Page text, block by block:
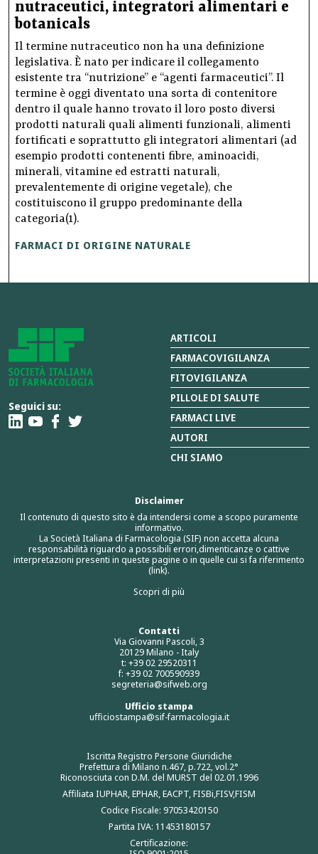
nutraceutici, integratori alimentari e
botanicals
Il termine nutraceutico non ha una definizione
legislativa. È nato per indicare il collegamento
esistente tra “nutrizione” e “agenti farmaceutici”. Il
termine è oggi diventato una sorta di contenitore
dentro il quale hanno trovato il loro posto diversi
prodotti naturali quali alimenti funzionali, alimenti
fortificati e soprattutto gli integratori alimentari (ad
esempio prodotti contenenti fibre, aminoacidi,
minerali, vitamine ed estratti naturali,
prevalentemente di origine vegetale), che
costituiscono il gruppo predominante della
categoria(1).
FARMACI DI ORIGINE NATURALE
Seguici su:
Contatti
Via Giovanni Pascoli, 3
20129 Milano - Italy
t: +39 02 29520311
f: +39 02 700590939
segreteria@sifweb.org
Ufficio stampa
ufficiostampa@sif-farmacologia.it
Iscritta Registro Persone Giuridiche
Prefettura di Milano n.467, p.722, vol.2°
Riconosciuta con D.M. del MURST del 02.01.1996
Affiliata IUPHAR, EPHAR, EACPT, FISBi,FISV,FISM
Codice Fiscale: 97053420150
Partita IVA: 11453180157
Certificazione:
Disclaimer
Il contenuto di questo sito è da intendersi come a scopo puramente
informativo.
La Società Italiana di Farmacologia (SIF) non accetta alcuna
responsabilità riguardo a possibili errori,dimenticanze o cattive
interpretazioni presenti in queste pagine o in quelle cui si fa riferimento
(link).
Scopri di più
ARTICOLI
FARMACOVIGILANZA
FITOVIGILANZA
PILLOLE DI SALUTE
FARMACI LIVE
AUTORI
CHI SIAMO